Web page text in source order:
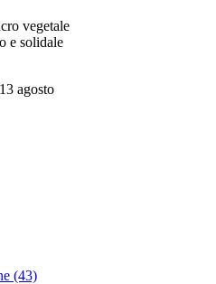
vegetale
e solidale
agosto
(43)